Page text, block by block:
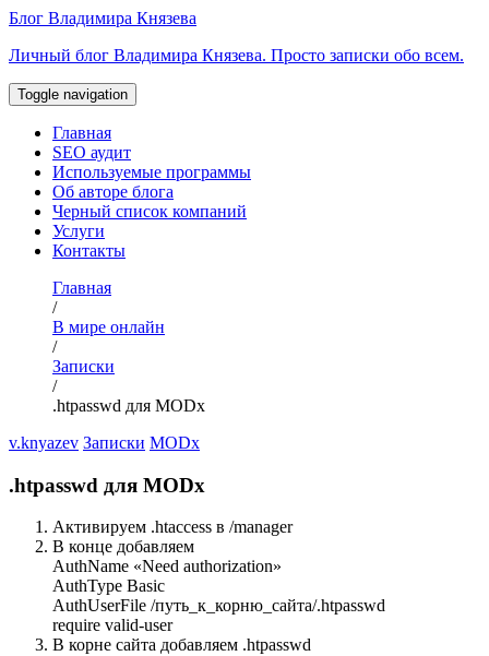
Перейти
содержимому
Блог Владимира Князева
Личный блог Владимира Князева. Просто записки обо всем.
Toggle navigation
Главная
SEO аудит
Используемые программы
Об авторе блога
Черный список компаний
Услуги
Контакты
Главная
/
В мире онлайн
/
Записки
/
.htpasswd для MODx
v.knyazev Записки MODx
.htpasswd для MODx
Активируем .htaccess в /manager
В конце добавляем
AuthName «Need authorization»
AuthType Basic
AuthUserFile /путь_к_корню_сайта/.htpasswd
require valid-user
В корне сайта добавляем .htpasswd